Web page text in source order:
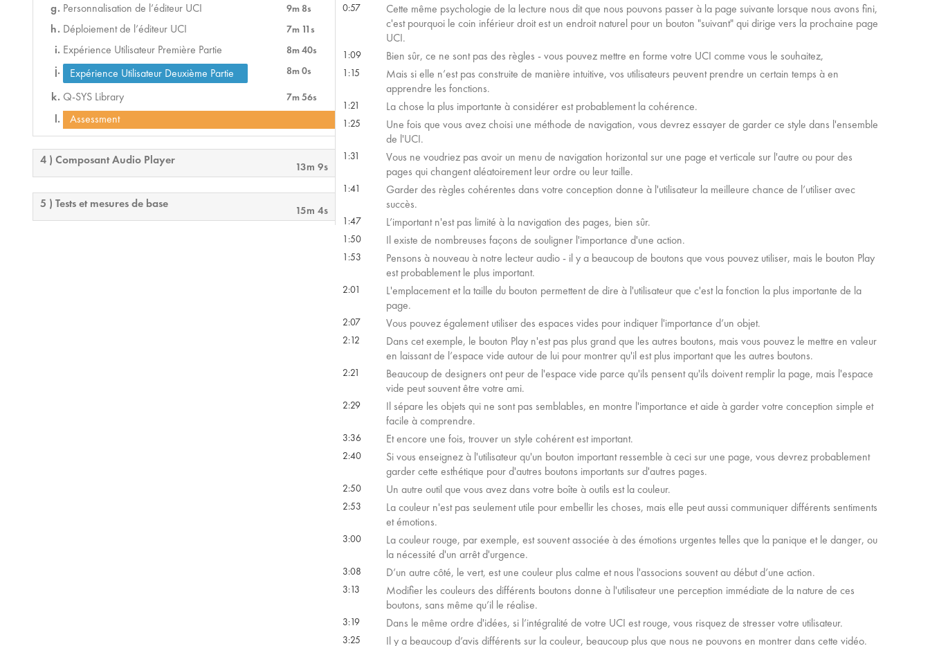
Personnalisation de l’éditeur UCI 9m 8s
Déploiement de l’éditeur UCI 7m 11s
Expérience Utilisateur Première Partie 8m 40s
Expérience Utilisateur Deuxième Partie 8m 0s
Q-SYS Library 7m 56s
Assessment
4 ) Composant Audio Player 13m 9s
5 ) Tests et mesures de base 15m 4s
0:57
Cette même psychologie de la lecture nous dit que nous pouvons passer à la page suivante lorsque nous avons fini,
c'est pourquoi le coin inférieur droit est un endroit naturel pour un bouton "suivant" qui dirige vers la prochaine page
UCI.
1:09 Bien sûr, ce ne sont pas des règles - vous pouvez mettre en forme votre UCI comme vous le souhaitez,
1:15
Mais si elle n’est pas construite de manière intuitive, vos utilisateurs peuvent prendre un certain temps à en
apprendre les fonctions.
1:21 La chose la plus importante à considérer est probablement la cohérence.
1:25
Une fois que vous avez choisi une méthode de navigation, vous devrez essayer de garder ce style dans l'ensemble
de l'UCI.
1:31
Vous ne voudriez pas avoir un menu de navigation horizontal sur une page et verticale sur l'autre ou pour des
pages qui changent aléatoirement leur ordre ou leur taille.
1:41
Garder des règles cohérentes dans votre conception donne à l'utilisateur la meilleure chance de l’utiliser avec
succès.
1:47 L’important n'est pas limité à la navigation des pages, bien sûr.
1:50 Il existe de nombreuses façons de souligner l'importance d'une action.
1:53
Pensons à nouveau à notre lecteur audio - il y a beaucoup de boutons que vous pouvez utiliser, mais le bouton Play
est probablement le plus important.
2:01
L'emplacement et la taille du bouton permettent de dire à l'utilisateur que c'est la fonction la plus importante de la
page.
2:07 Vous pouvez également utiliser des espaces vides pour indiquer l'importance d’un objet.
2:12
Dans cet exemple, le bouton Play n'est pas plus grand que les autres boutons, mais vous pouvez le mettre en valeur
en laissant de l’espace vide autour de lui pour montrer qu'il est plus important que les autres boutons.
2:21
Beaucoup de designers ont peur de l'espace vide parce qu'ils pensent qu'ils doivent remplir la page, mais l'espace
vide peut souvent être votre ami.
2:29
Il sépare les objets qui ne sont pas semblables, en montre l'importance et aide à garder votre conception simple et
facile à comprendre.
3:36 Et encore une fois, trouver un style cohérent est important.
2:40
Si vous enseignez à l'utilisateur qu'un bouton important ressemble à ceci sur une page, vous devrez probablement
garder cette esthétique pour d'autres boutons importants sur d'autres pages.
2:50 Un autre outil que vous avez dans votre boîte à outils est la couleur.
2:53
La couleur n'est pas seulement utile pour embellir les choses, mais elle peut aussi communiquer différents sentiments
et émotions.
3:00
La couleur rouge, par exemple, est souvent associée à des émotions urgentes telles que la panique et le danger, ou
la nécessité d'un arrêt d'urgence.
3:08 D’un autre côté, le vert, est une couleur plus calme et nous l'associons souvent au début d’une action.
3:13
Modifier les couleurs des différents boutons donne à l'utilisateur une perception immédiate de la nature de ces
boutons, sans même qu’il le réalise.
3:19 Dans le même ordre d'idées, si l’intégralité de votre UCI est rouge, vous risquez de stresser votre utilisateur.
3:25 Il y a beaucoup d’avis différents sur la couleur, beaucoup plus que nous ne pouvons en montrer dans cette vidéo.